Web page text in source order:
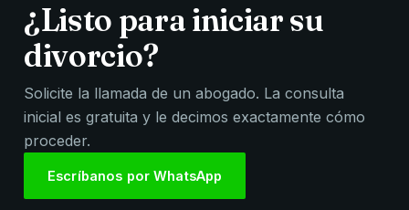
¿Listo para iniciar su
divorcio?
Solicite la llamada de un abogado. La consulta
inicial es gratuita y le decimos exactamente cómo
proceder.
Escríbanos por WhatsApp